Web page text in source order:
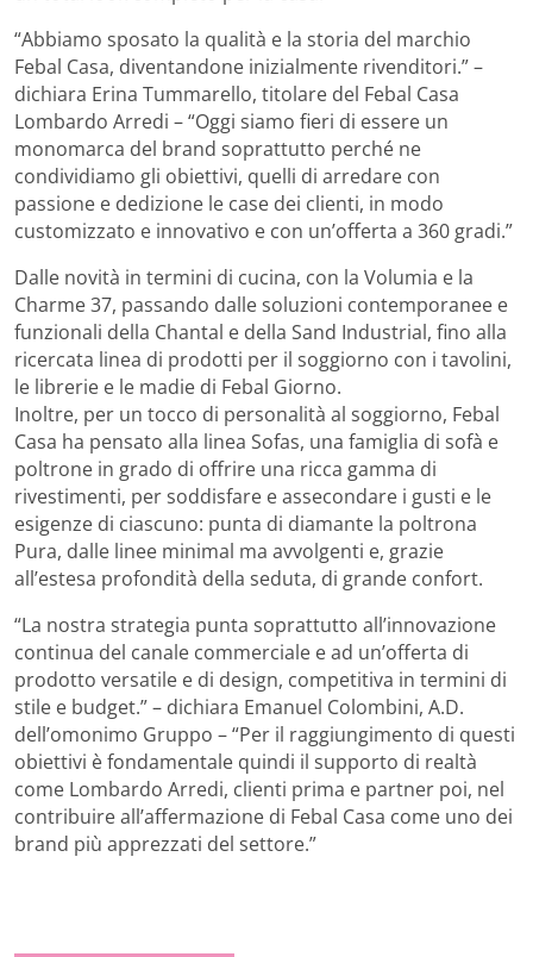
“Abbiamo sposato la qualità e la storia del marchio
Febal Casa, diventandone inizialmente rivenditori.” –
dichiara Erina Tummarello, titolare del Febal Casa
Lombardo Arredi – “Oggi siamo fieri di essere un
monomarca del brand soprattutto perché ne
condividiamo gli obiettivi, quelli di arredare con
passione e dedizione le case dei clienti, in modo
customizzato e innovativo e con un’offerta a 360 gradi.”
Dalle novità in termini di cucina, con la Volumia e la
Charme 37, passando dalle soluzioni contemporanee e
funzionali della Chantal e della Sand Industrial, fino alla
ricercata linea di prodotti per il soggiorno con i tavolini,
le librerie e le madie di Febal Giorno.
Inoltre, per un tocco di personalità al soggiorno, Febal
Casa ha pensato alla linea Sofas, una famiglia di sofà e
poltrone in grado di offrire una ricca gamma di
rivestimenti, per soddisfare e assecondare i gusti e le
esigenze di ciascuno: punta di diamante la poltrona
Pura, dalle linee minimal ma avvolgenti e, grazie
all’estesa profondità della seduta, di grande confort.
“La nostra strategia punta soprattutto all’innovazione
continua del canale commerciale e ad un’offerta di
prodotto versatile e di design, competitiva in termini di
stile e budget.” – dichiara Emanuel Colombini, A.D.
dell’omonimo Gruppo – “Per il raggiungimento di questi
obiettivi è fondamentale quindi il supporto di realtà
come Lombardo Arredi, clienti prima e partner poi, nel
contribuire all’affermazione di Febal Casa come uno dei
brand più apprezzati del settore.”